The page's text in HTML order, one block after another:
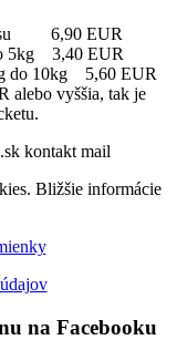
6,90 EUR
5kg 3,40 EUR
do 10kg 5,60 EUR
alebo vyššia, tak je
Bližšie informácie
na Facebooku